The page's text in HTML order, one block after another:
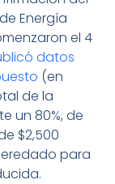
Energía
el 4
datos
(en
de la
un 80%, de
$2,500
para